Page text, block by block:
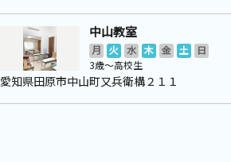
中山教室
月 火 水 木 金 土
日
3歳～高校生
愛知県田原市中山町又兵衛構２１１